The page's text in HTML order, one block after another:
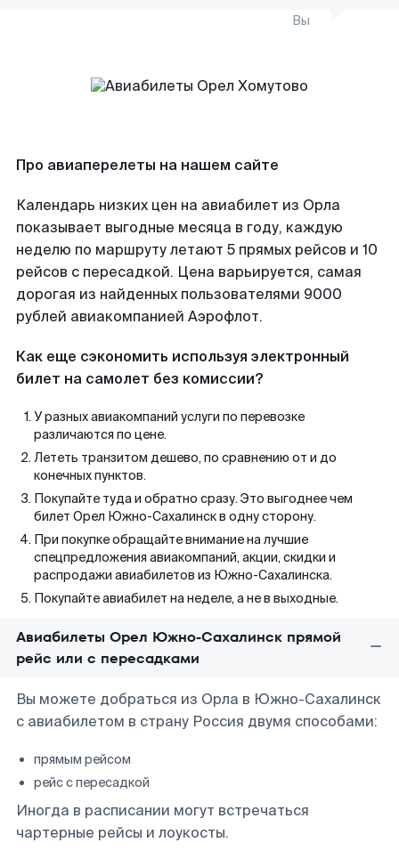
Вы
Про авиаперелеты на нашем сайте
Календарь низких цен на авиабилет из Орла
показывает выгодные месяца в году, каждую
неделю по маршруту летают 5 прямых рейсов и 10
рейсов с пересадкой. Цена варьируется, самая
дорогая из найденных пользователями 9000
рублей авиакомпанией Аэрофлот.
Как еще сэкономить используя электронный
билет на самолет без комиссии?
У разных авиакомпаний услуги по перевозке
различаются по цене.
Лететь транзитом дешево, по сравнению от и до
конечных пунктов.
Покупайте туда и обратно сразу. Это выгоднее чем
билет Орел Южно-Сахалинск в одну сторону.
При покупке обращайте внимание на лучшие
спецпредложения авиакомпаний, акции, скидки и
распродажи авиабилетов из Южно-Сахалинска.
Покупайте авиабилет на неделе, а не в выходные.
Авиабилеты Орел Южно-Сахалинск прямой
рейс или с пересадками
Вы можете добраться из Орла в Южно-Сахалинск
с авиабилетом в страну Россия двумя способами:
прямым рейсом
рейс с пересадкой
Иногда в расписании могут встречаться
чартерные рейсы и лоукосты.